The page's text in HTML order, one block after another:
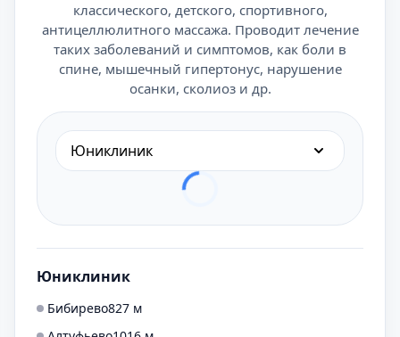
классического, детского, спортивного,
антицеллюлитного массажа. Проводит лечение
таких заболеваний и симптомов, как боли в
спине, мышечный гипертонус, нарушение
осанки, сколиоз и др.
Юниклиник
Юниклиник
Бибирево827 м